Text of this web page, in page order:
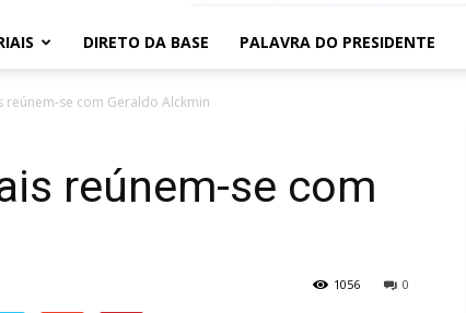
DIRETO DA BASE PALAVRA DO PRESIDENTE
reúnem-se com Geraldo Alckmin
reúnem-se com
0
1056